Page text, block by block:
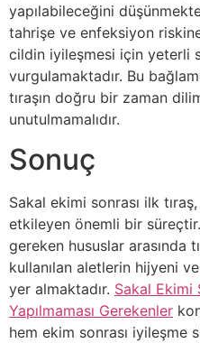
yapılabileceğini
tahrişe ve enfeksiyon
cildin iyileşmesi için yeterli
vurgulamaktadır. Bu
tıraşın doğru bir zaman
unutulmamalıdır.
Sonuç
Sakal ekimi sonrası ilk
etkileyen önemli bir
gereken hususlar arasında
kullanılan aletlerin hijyeni
yer almaktadır. Sakal Ekimi
Yapılmaması Gerekenler
hem ekim sonrası iyileşme